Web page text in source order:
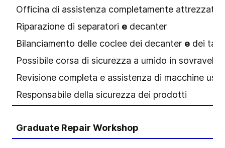
Officina di assistenza completamente attrezzata
Riparazione di separatori e decanter
Bilanciamento delle coclee dei decanter e dei
Possibile corsa di sicurezza a umido in
Revisione completa e assistenza di macchine
Responsabile della sicurezza dei prodotti
Graduate Repair Workshop